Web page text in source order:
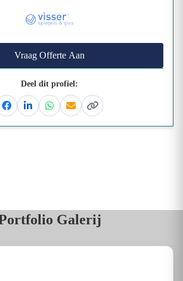
Vraag Offerte Aan
Deel dit profiel:
FacebookLinkedinWhatsapp
EmailKopieer link
Galerij